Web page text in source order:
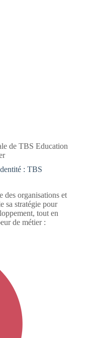
de TBS Education
: TBS
des organisations et
sa stratégie pour
tout en
de métier :